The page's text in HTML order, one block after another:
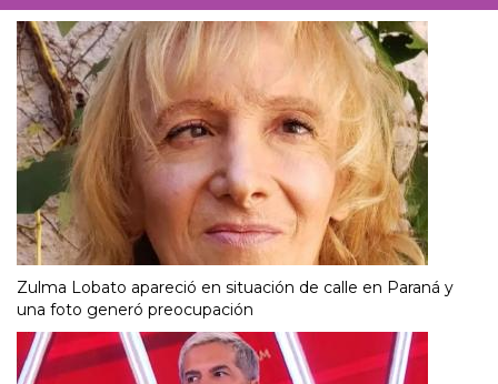
Zulma Lobato apareció en situación de calle en Paraná y
una foto generó preocupación